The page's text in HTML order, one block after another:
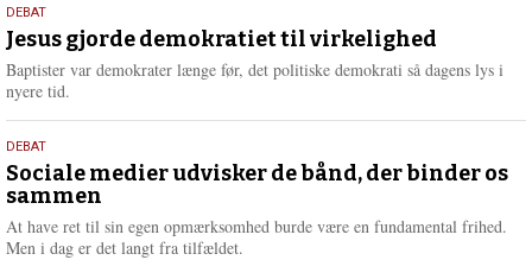
e
r
e
18.
maj
2026
DEBAT
Jesus gjorde demokratiet til virkelighed
Baptister var demokrater længe før, det politiske demokrati så dagens lys i
nyere tid.
18.
maj
2026
DEBAT
Sociale medier udvisker de bånd, der binder os
sammen
At have ret til sin egen opmærksomhed burde være en fundamental frihed.
Men i dag er det langt fra tilfældet.